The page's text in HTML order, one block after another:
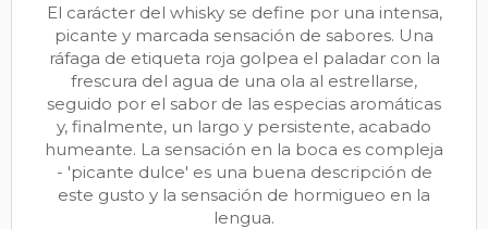
El carácter del whisky se define por una intensa,
picante y marcada sensación de sabores. Una
ráfaga de etiqueta roja golpea el paladar con la
frescura del agua de una ola al estrellarse,
seguido por el sabor de las especias aromáticas
y, finalmente, un largo y persistente, acabado
humeante. La sensación en la boca es compleja
- 'picante dulce' es una buena descripción de
este gusto y la sensación de hormigueo en la
lengua.